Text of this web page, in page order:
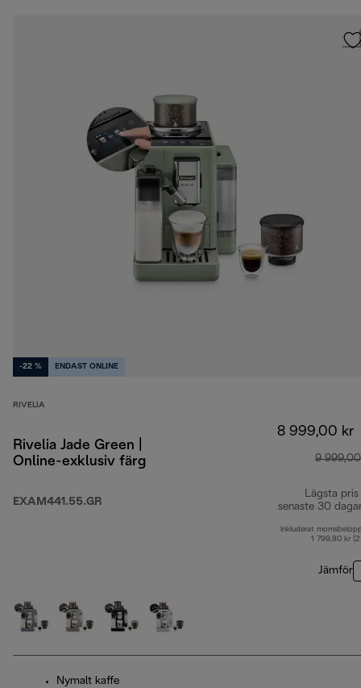
-22 % ENDAST ONLINE
RIVELIA
Rivelia Jade Green |
Online-exklusiv färg
EXAM441.55.GR
8 999,00 kr
9
Lägsta pris
senaste 30
Inkluderat
1 799,80 kr
Jämför
Nymalt kaffe